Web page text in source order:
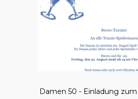
Damen 50 - Einladung